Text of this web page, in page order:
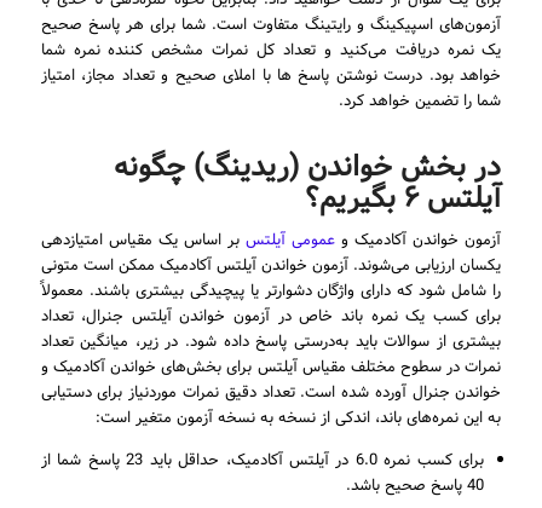
آزمون‌های اسپیکینگ و رایتینگ متفاوت است. شما برای هر پاسخ صحیح
یک نمره دریافت می‌کنید و تعداد کل نمرات مشخص کننده نمره شما
خواهد بود. درست نوشتن پاسخ ها با املای صحیح و تعداد مجاز، امتیاز
شما را تضمین خواهد کرد.
در بخش خواندن (ریدینگ) چگونه
آیلتس ۶ بگیریم؟
آزمون خواندن آکادمیک و عمومی آیلتسبر اساس یک مقیاس امتیازدهی
یکسان ارزیابی می‌شوند. آزمون خواندن آیلتس آکادمیک ممکن است متونی
را شامل شود که دارای واژگان دشوارتر یا پیچیدگی بیشتری باشند. معمولاً
برای کسب یک نمره باند خاص در آزمون خواندن آیلتس جنرال، تعداد
بیشتری از سوالات باید به‌درستی پاسخ داده شود. در زیر، میانگین تعداد
نمرات در سطوح مختلف مقیاس آیلتس برای بخش‌های خواندن آکادمیک و
خواندن جنرال آورده شده است. تعداد دقیق نمرات موردنیاز برای دستیابی
به این نمره‌های باند، اندکی از نسخه به نسخه آزمون متغیر است:
برای کسب نمره 6.0 در آیلتس آکادمیک، حداقل باید 23 پاسخ شما از
40 پاسخ صحیح باشد.